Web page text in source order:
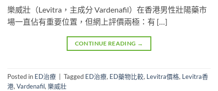
樂威壯（Levitra，主成分 Vardenafil）在香港男性壯陽藥市
場一直佔有重要位置，但網上評價兩極：有 […]
CONTINUE READING →
Posted in ED治療 Tagged ED治療, ED藥物比較, Levitra價格, Levitra香
港, Vardenafil, 樂威壯